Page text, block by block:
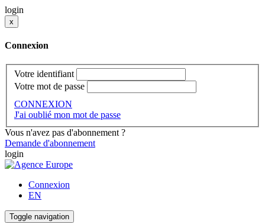
login
x
Connexion
Votre identifiant
Votre mot de passe
CONNEXION
J'ai oublié mon mot de passe
Vous n'avez pas d'abonnement ?
Demande d'abonnement
login
Connexion
EN
Toggle navigation